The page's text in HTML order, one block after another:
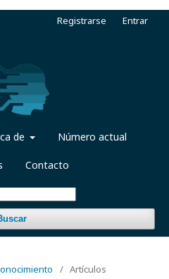
de Número actual
Contacto
Registrarse Entrar
/ Artículos